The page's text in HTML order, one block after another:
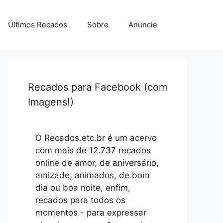
Últimos Recados Sobre Anuncie
Recados para Facebook (com
Imagens!)
O Recados.etc.br é um acervo
com mais de 12.737 recados
online de amor, de aniversário,
amizade, animados, de bom
dia ou boa noite, enfim,
recados para todos os
momentos - para expressar